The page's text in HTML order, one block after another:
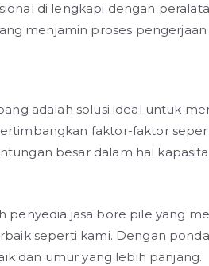
di lengkapi dengan
menjamin proses
adalah solusi ideal untuk
faktor-faktor
besar dalam hal
penyedia jasa bore pile yang
seperti kami. Dengan
dan umur yang lebih panjang.